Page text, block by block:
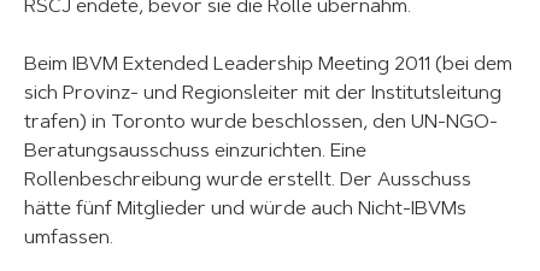
RSCJ endete, bevor sie die Rolle übernahm.
Beim IBVM Extended Leadership Meeting 2011 (bei dem
sich Provinz- und Regionsleiter mit der Institutsleitung
trafen) in Toronto wurde beschlossen, den UN-NGO-
Beratungsausschuss einzurichten. Eine
Rollenbeschreibung wurde erstellt. Der Ausschuss
hätte fünf Mitglieder und würde auch Nicht-IBVMs
umfassen.